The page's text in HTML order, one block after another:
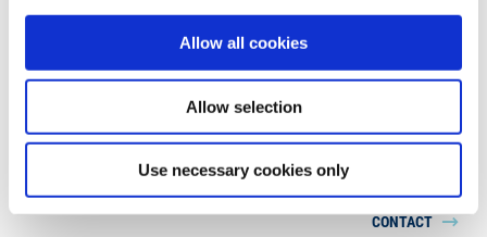
Allow all cookies
Allow selection
Use necessary cookies only
26129 Oldenburg
+49 441 9704-0
Fax +49 441 9704-100
CONTACT